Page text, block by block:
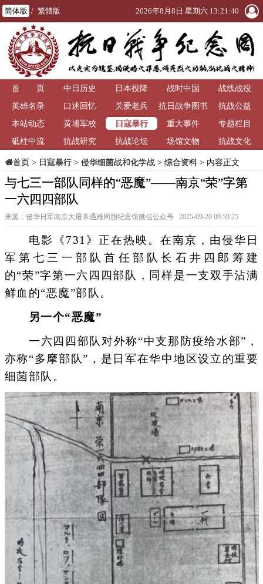
简体版 / 繁體版 2026年8月8日 星期六 13:21:41
首 页 中日历史 日本投降 战时中国
战线战役
英雄名录
口述回忆 关爱老兵
抗日战争图书
馆
抗战公益
本站动态
黄埔军校 日寇暴行 重大事件
专题栏目
砥柱中流
抗战研究 抗战论坛 场馆文物 抗战文化
首页> 日寇暴行> 侵华细菌战和化学战> 综合资料> 内容正文
与七三一部队同样的“恶魔”——南京“荣”字第
一六四四部队
来源：侵华日军南京大屠杀遇难同胞纪念馆微信公众号 2025-09-20 09:59:25
电影《731》正在热映。在南京，由侵华日
军第七三一部队首任部队长石井四郎筹建
的“荣”字第一六四四部队，同样是一支双手沾满
鲜血的“恶魔”部队。
另一个“恶魔”
一六四四部队对外称“中支那防疫给水部”，
亦称“多摩部队”，是日军在华中地区设立的重要
细菌部队。